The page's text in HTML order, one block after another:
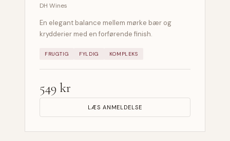
DH Wines
En elegant balance mellem mørke bær og
krydderier med en forførende finish.
FRUGTIG FYLDIG KOMPLEKS
549 kr
LÆS ANMELDELSE